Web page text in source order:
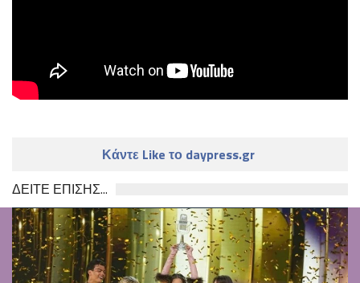
Κάντε Like το daypress.gr
ΔΕΙΤΕ ΕΠΙΣΗΣ...